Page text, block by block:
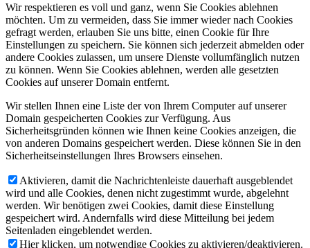
Wir respektieren es voll und ganz, wenn Sie Cookies ablehnen
möchten. Um zu vermeiden, dass Sie immer wieder nach Cookies
gefragt werden, erlauben Sie uns bitte, einen Cookie für Ihre
Einstellungen zu speichern. Sie können sich jederzeit abmelden oder
andere Cookies zulassen, um unsere Dienste vollumfänglich nutzen
zu können. Wenn Sie Cookies ablehnen, werden alle gesetzten
Cookies auf unserer Domain entfernt.
Wir stellen Ihnen eine Liste der von Ihrem Computer auf unserer
Domain gespeicherten Cookies zur Verfügung. Aus
Sicherheitsgründen können wie Ihnen keine Cookies anzeigen, die
von anderen Domains gespeichert werden. Diese können Sie in den
Sicherheitseinstellungen Ihres Browsers einsehen.
Aktivieren, damit die Nachrichtenleiste dauerhaft ausgeblendet
wird und alle Cookies, denen nicht zugestimmt wurde, abgelehnt
werden. Wir benötigen zwei Cookies, damit diese Einstellung
gespeichert wird. Andernfalls wird diese Mitteilung bei jedem
Seitenladen eingeblendet werden.
Hier klicken, um notwendige Cookies zu aktivieren/deaktivieren.